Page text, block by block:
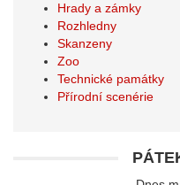
Hrady a zámky
Rozhledny
Skanzeny
Zoo
Technické památky
Přírodní scenérie